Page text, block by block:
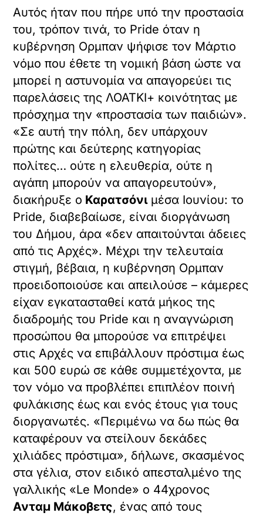
Αυτός ήταν που πήρε υπό την προστασία
του, τρόπον τινά, το Pride όταν η
κυβέρνηση Ορμπαν ψήφισε τον Μάρτιο
νόμο που έθετε τη νομική βάση ώστε να
μπορεί η αστυνομία να απαγορεύει τις
παρελάσεις της ΛΟΑΤΚΙ+ κοινότητας με
πρόσχημα την «προστασία των παιδιών».
«Σε αυτή την πόλη, δεν υπάρχουν
πρώτης και δεύτερης κατηγορίας
πολίτες… ούτε η ελευθερία, ούτε η
αγάπη μπορούν να απαγορευτούν»,
διακήρυξε ο Καρατσόνιμέσα Ιουνίου: το
Pride, διαβεβαίωσε, είναι διοργάνωση
του Δήμου, άρα «δεν απαιτούνται άδειες
από τις Αρχές». Μέχρι την τελευταία
στιγμή, βέβαια, η κυβέρνηση Ορμπαν
προειδοποιούσε και απειλούσε – κάμερες
είχαν εγκατασταθεί κατά μήκος της
διαδρομής του Pride και η αναγνώριση
προσώπου θα μπορούσε να επιτρέψει
στις Αρχές να επιβάλλουν πρόστιμα έως
και 500 ευρώ σε κάθε συμμετέχοντα, με
τον νόμο να προβλέπει επιπλέον ποινή
φυλάκισης έως και ενός έτους για τους
διοργανωτές. «Περιμένω να δω πώς θα
καταφέρουν να στείλουν δεκάδες
χιλιάδες πρόστιμα», δήλωνε, σκασμένος
στα γέλια, στον ειδικό απεσταλμένο της
γαλλικής «Le Monde» ο 44χρονος
Ανταμ Μάκοβετς, ένας από τους